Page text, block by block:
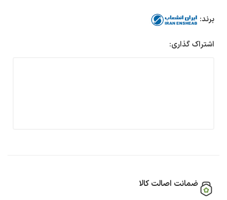
برند:
اشتراک گذاری:
ضمانت اصالت کالا